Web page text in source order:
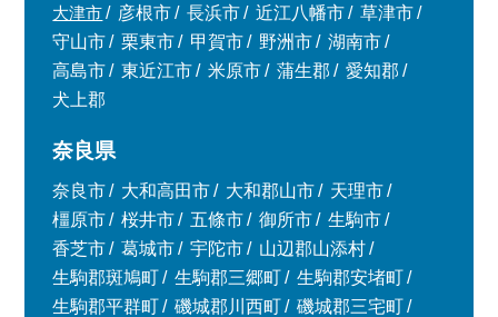
大津市 彦根市 長浜市 近江八幡市
草津市
守山市
栗東市 甲賀市 野洲市
湖南市
高島市
東近江市 米原市 蒲生郡
愛知郡
犬上郡
奈良県
奈良市 大和高田市 大和郡山市
天理市
橿原市
桜井市 五條市 御所市
生駒市
香芝市
葛城市 宇陀市
山辺郡山添村
生駒郡斑鳩町
生駒郡三郷町
生駒郡安堵町
生駒郡平群町
磯城郡川西町
磯城郡三宅町